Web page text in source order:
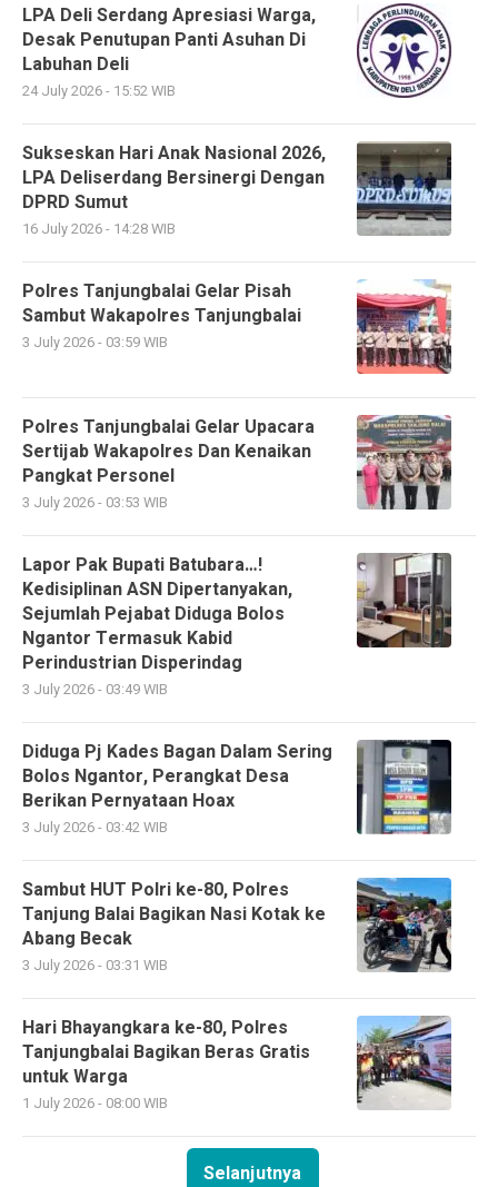
LPA Deli Serdang Apresiasi Warga,
Desak Penutupan Panti Asuhan Di
Labuhan Deli
24 July 2026 - 15:52 WIB
Sukseskan Hari Anak Nasional 2026,
LPA Deliserdang Bersinergi Dengan
DPRD Sumut
16 July 2026 - 14:28 WIB
Polres Tanjungbalai Gelar Pisah
Sambut Wakapolres Tanjungbalai
3 July 2026 - 03:59 WIB
Polres Tanjungbalai Gelar Upacara
Sertijab Wakapolres Dan Kenaikan
Pangkat Personel
3 July 2026 - 03:53 WIB
Lapor Pak Bupati Batubara…!
Kedisiplinan ASN Dipertanyakan,
Sejumlah Pejabat Diduga Bolos
Ngantor Termasuk Kabid
Perindustrian Disperindag
3 July 2026 - 03:49 WIB
Diduga Pj Kades Bagan Dalam Sering
Bolos Ngantor, Perangkat Desa
Berikan Pernyataan Hoax
3 July 2026 - 03:42 WIB
Sambut HUT Polri ke-80, Polres
Tanjung Balai Bagikan Nasi Kotak ke
Abang Becak
3 July 2026 - 03:31 WIB
Hari Bhayangkara ke-80, Polres
Tanjungbalai Bagikan Beras Gratis
untuk Warga
1 July 2026 - 08:00 WIB
Selanjutnya